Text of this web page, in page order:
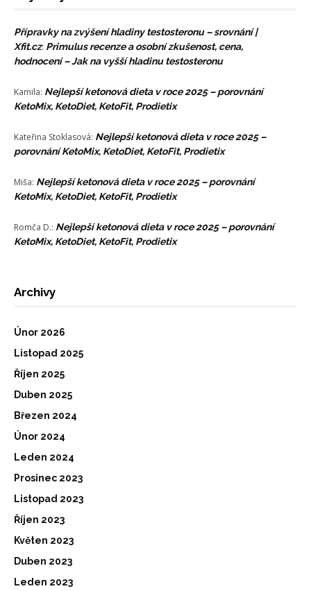
Přípravky na zvýšení hladiny testosteronu – srovnání |
Xfit.cz: Primulus recenze a osobní zkušenost, cena,
hodnocení – Jak na vyšší hladinu testosteronu
Kamila: Nejlepší ketonová dieta v roce 2025 – porovnání
KetoMix, KetoDiet, KetoFit, Prodietix
Kateřina Stoklasová: Nejlepší ketonová dieta v roce 2025 –
porovnání KetoMix, KetoDiet, KetoFit, Prodietix
Miša: Nejlepší ketonová dieta v roce 2025 – porovnání
KetoMix, KetoDiet, KetoFit, Prodietix
Romča D.: Nejlepší ketonová dieta v roce 2025 – porovnání
KetoMix, KetoDiet, KetoFit, Prodietix
Archivy
Únor 2026
Listopad 2025
Říjen 2025
Duben 2025
Březen 2024
Únor 2024
Leden 2024
Prosinec 2023
Listopad 2023
Říjen 2023
Květen 2023
Duben 2023
Leden 2023